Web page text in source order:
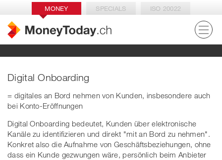
MONEY SPECIALS ISO 20022
Digital Onboarding
= digitales an Bord nehmen von Kunden, insbesondere auch
bei Konto-Eröffnungen
Digital Onboarding bedeutet, Kunden über elektronische
Kanäle zu identifizieren und direkt "mit an Bord zu nehmen".
Konkret also die Aufnahme von Geschäftsbeziehungen, ohne
dass ein Kunde gezwungen wäre, persönlich beim Anbieter